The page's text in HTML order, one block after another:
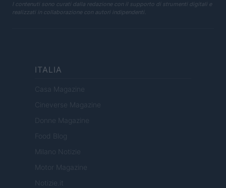
I contenuti sono curati dalla redazione con il supporto di strumenti digitali e
realizzati in collaborazione con autori indipendenti.
ITALIA
Casa Magazine
Cineverse Magazine
Donne Magazine
Food Blog
Milano Notizie
Motor Magazine
Notizie.it